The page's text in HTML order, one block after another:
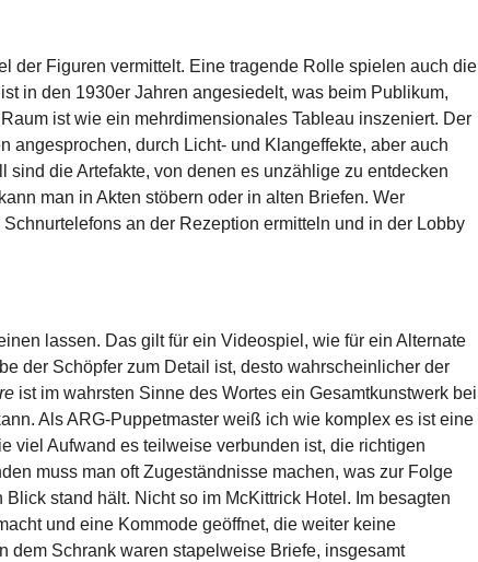
der Figuren vermittelt. Eine tragende Rolle spielen auch die
in den 1930er Jahren angesiedelt, was beim Publikum,
ist wie ein mehrdimensionales Tableau inszeniert. Der
angesprochen, durch Licht- und Klangeffekte, aber auch
die Artefakte, von denen es unzählige zu entdecken
man in Akten stöbern oder in alten Briefen. Wer
an der Rezeption ermitteln und in der Lobby
lassen. Das gilt für ein Videospiel, wie für ein Alternate
der Schöpfer zum Detail ist, desto wahrscheinlicher der
ist im wahrsten Sinne des Wortes ein Gesamtkunstwerk bei
Als ARG-Puppetmaster weiß ich wie komplex es ist eine
viel Aufwand es teilweise verbunden ist, die richtigen
muss man oft Zugeständnisse machen, was zur Folge
stand hält. Nicht so im McKittrick Hotel. Im besagten
und eine Kommode geöffnet, die weiter keine
dem Schrank waren stapelweise Briefe, insgesamt